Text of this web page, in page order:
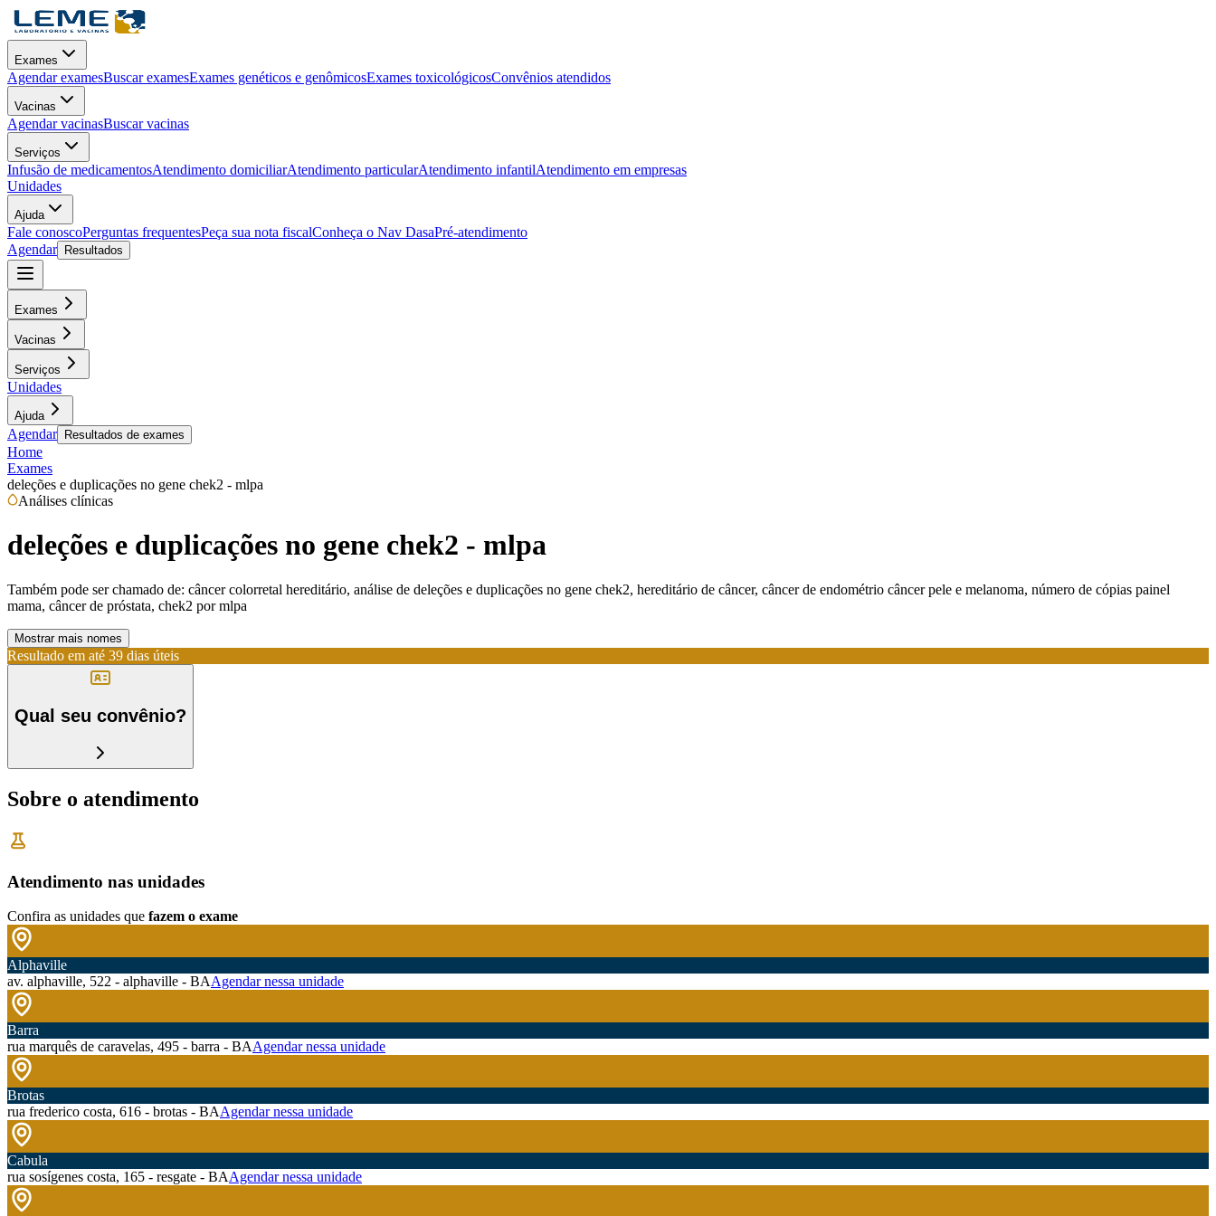
Exames
Agendar examesBuscar examesExames genéticos e genômicosExames toxicológicosConvênios atendidos
Vacinas
Agendar vacinasBuscar vacinas
Serviços
Infusão de medicamentosAtendimento domiciliarAtendimento particularAtendimento infantilAtendimento em empresas
Unidades
Ajuda
Fale conoscoPerguntas frequentesPeça sua nota fiscalConheça o Nav DasaPré-atendimento
Agendar
Resultados
Exames
Vacinas
Serviços
Unidades
Ajuda
Agendar Resultados de exames
Home
Exames
deleções e duplicações no gene chek2 - mlpa
Análises clínicas
deleções e duplicações no gene chek2 - mlpa
Também pode ser chamado de: câncer colorretal hereditário, análise de deleções e duplicações no gene chek2, hereditário de câncer, câncer de endométrio câncer pele e melanoma, número de cópias painel
mama, câncer de próstata, chek2 por mlpa
Mostrar mais nomes
Resultado em até 39 dias úteis
Qual seu convênio?
Sobre o atendimento
Atendimento nas unidades
Confira as unidades que fazem o exame
Alphaville
av. alphaville, 522 - alphaville - BAAgendar nessa unidade
Barra
rua marquês de caravelas, 495 - barra - BAAgendar nessa unidade
Brotas
rua frederico costa, 616 - brotas - BAAgendar nessa unidade
Cabula
rua sosígenes costa, 165 - resgate - BAAgendar nessa unidade